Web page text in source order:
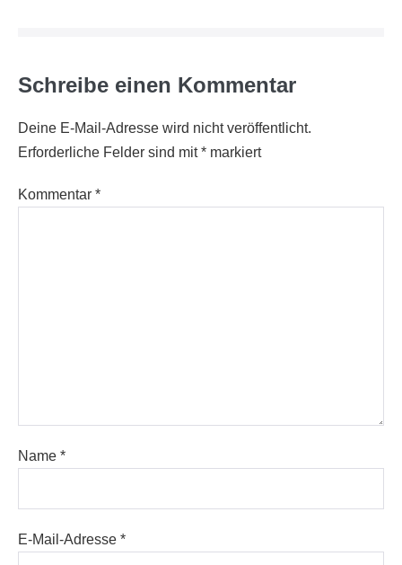
Schreibe einen Kommentar
Deine E-Mail-Adresse wird nicht veröffentlicht.
Erforderliche Felder sind mit* markiert
Kommentar *
Name *
E-Mail-Adresse *